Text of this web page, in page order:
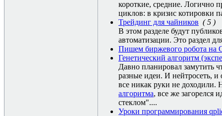
короткие, средние. Логично
циклов: в кризис котировки
Трейдинг для чайников ( 5 )
В этом разделе будут
автоматизации. Это раздел
Пишем биржевого робота на
Генетический алгоритм
Давно планировал замутить
разные идеи. И нейтросеть, и
все никак руки не доходили.
алгоритма, все же загорелся
стеклом"....
Уроки программирования